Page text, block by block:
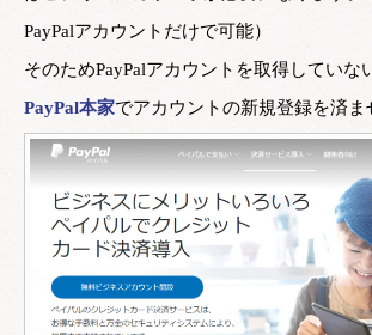
PayPalアカウントだけで可能）
そのためPayPalアカウントを取得していな
PayPal本家でアカウントの新規登録を済ま